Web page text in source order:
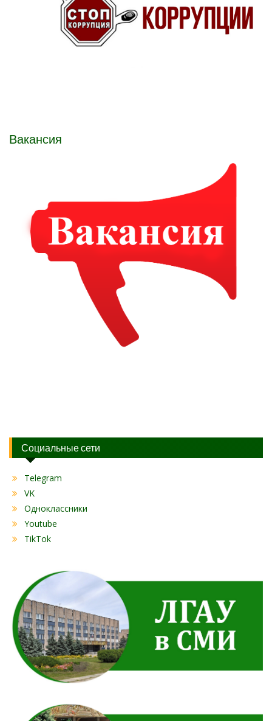
Вакансия
Социальные сети
Telegram
VK
Одноклассники
Youtube
TikTok